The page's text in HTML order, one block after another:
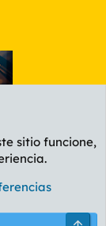
sitio funcione,